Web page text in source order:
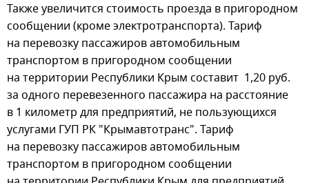
Также увеличится стоимость проезда в пригородном
сообщении (кроме электротранспорта). Тариф
на перевозку пассажиров автомобильным
транспортом в пригородном сообщении
на территории Республики Крым составит 1,20 руб.
за одного перевезенного пассажира на расстояние
в 1 километр для предприятий, не пользующихся
услугами ГУП РК "Крымавтотранс". Тариф
на перевозку пассажиров автомобильным
транспортом в пригородном сообщении